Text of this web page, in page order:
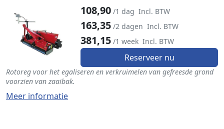
108,90 /1 dag Incl. BTW
163,35 /2 dagen Incl. BTW
381,15 /1 week Incl. BTW
Reserveer nu
Rotoreg voor het egaliseren en verkruimelen van gefreesde grond
voorzien van zaaibak.
Meer informatie